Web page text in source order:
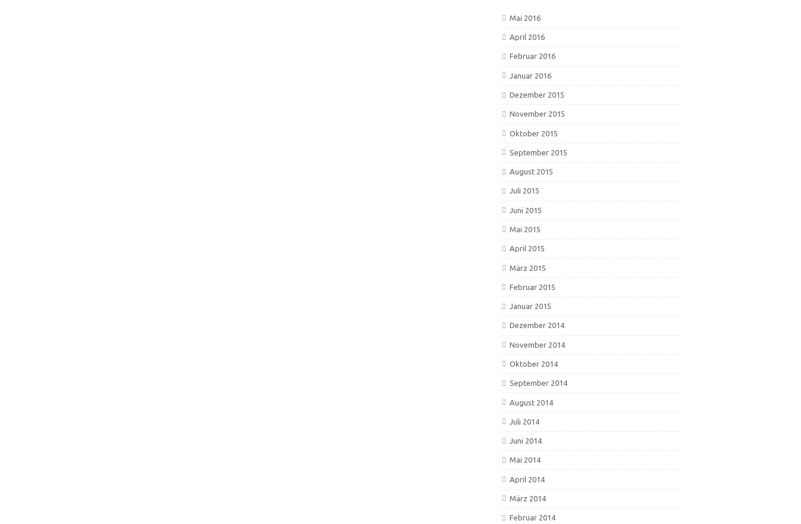
Mai 2016
April 2016
Februar 2016
Januar 2016
Dezember 2015
November 2015
Oktober 2015
September 2015
August 2015
Juli 2015
Juni 2015
Mai 2015
April 2015
März 2015
Februar 2015
Januar 2015
Dezember 2014
November 2014
Oktober 2014
September 2014
August 2014
Juli 2014
Juni 2014
Mai 2014
April 2014
März 2014
Februar 2014